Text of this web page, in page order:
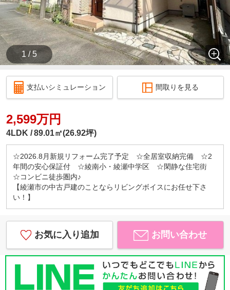
1 / 5
支払いシミュレーション 間取りを見る
2,599万円
4LDK 89.01㎡(26.92坪)
☆2026.8月新規リフォーム完了予定 ☆全居室収納完備 ☆2
年間の安心保証付 ☆綾南小・綾瀬中学区 ☆閑静な住宅街
☆コンビニ徒歩圏内♪
【綾瀬市の中古戸建のことならリビングボイスにお任せ下さ
い！】
お気に入り追加 お問い合わせ